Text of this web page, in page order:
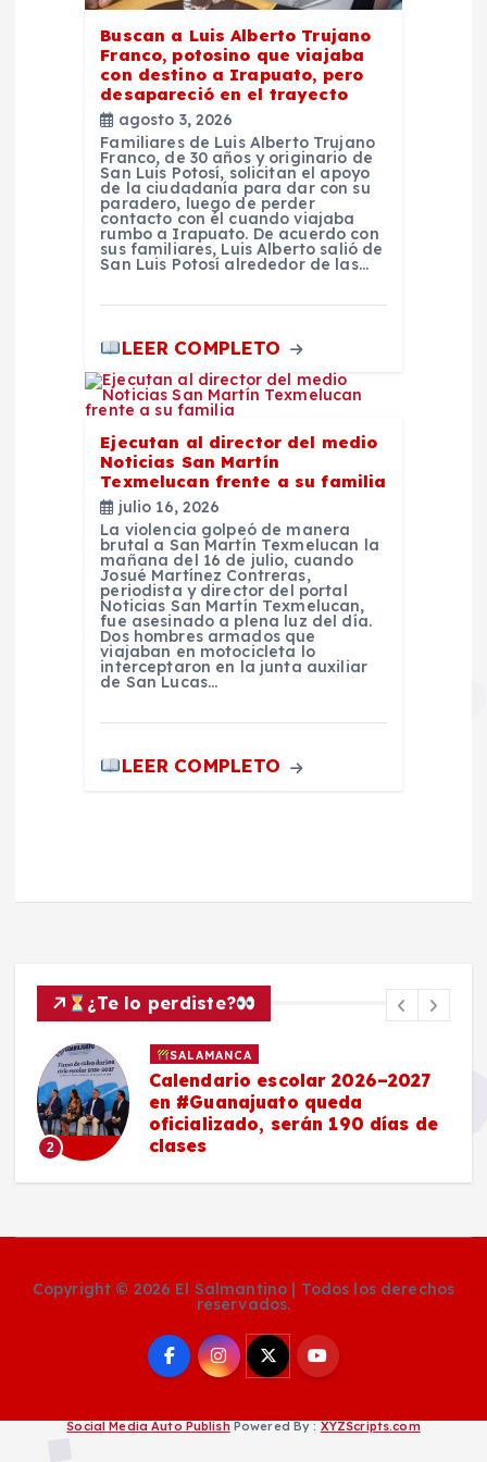
Buscan a Luis Alberto Trujano
Franco, potosino que viajaba
con destino a Irapuato, pero
desapareció en el trayecto
agosto 3, 2026
Familiares de Luis Alberto Trujano
Franco, de 30 años y originario de
San Luis Potosí, solicitan el apoyo
de la ciudadanía para dar con su
paradero, luego de perder
contacto con él cuando viajaba
rumbo a Irapuato. De acuerdo con
sus familiares, Luis Alberto salió de
San Luis Potosí alrededor de las…
LEER COMPLETO
Ejecutan al director del medio
Noticias San Martín
Texmelucan frente a su familia
julio 16, 2026
La violencia golpeó de manera
brutal a San Martín Texmelucan la
mañana del 16 de julio, cuando
Josué Martínez Contreras,
periodista y director del portal
Noticias San Martín Texmelucan,
fue asesinado a plena luz del día.
Dos hombres armados que
viajaban en motocicleta lo
interceptaron en la junta auxiliar
de San Lucas…
LEER COMPLETO
¿Te lo perdiste?
2
SALAMANCA
Calendario escolar 2026–2027
en #Guanajuato queda
oficializado, serán 190 días de
clases
Copyright © 2026 El Salmantino | Todos los derechos
reservados.
Social Media Auto PublishPowered By :XYZScripts.com